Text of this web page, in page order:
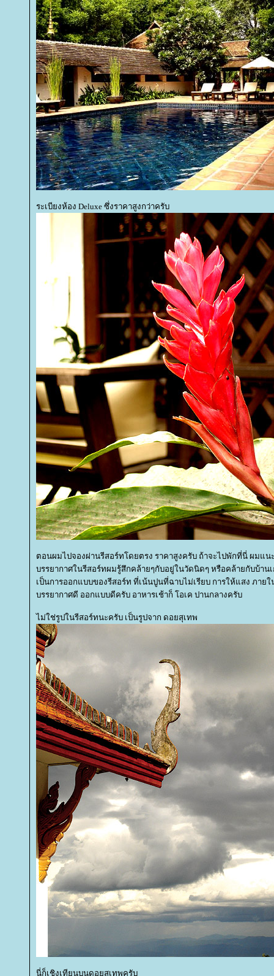
ระเบียงห้อง Deluxe ซึ่งราคาสูงกว่าครับ
ตอนผมไปจองผ่านรีสอร์ทโดยตรง ราคาสูงครับ ถ้าจะไปพักที่นี่ ผมแน
บรรยากาศในรีสอร์ทผมรู้สึกคล้ายๆกับอยู่ในวัดนิดๆ หรือคล้ายกับบ้าน
เป็นการออกแบบของรีสอร์ท ที่เน้นปูนที่ฉาบไม่เรียบ การให้แสง ภาย
บรรยากาศดี ออกแบบดีครับ อาหารเช้าก็ โอเค ปานกลางครับ
ไม่ใช่รูปในรีสอร์ทนะครับ เป็นรูปจาก ดอยสุเทพ
นี่ก็เชิงเทียนบนดอยสุเทพครับ